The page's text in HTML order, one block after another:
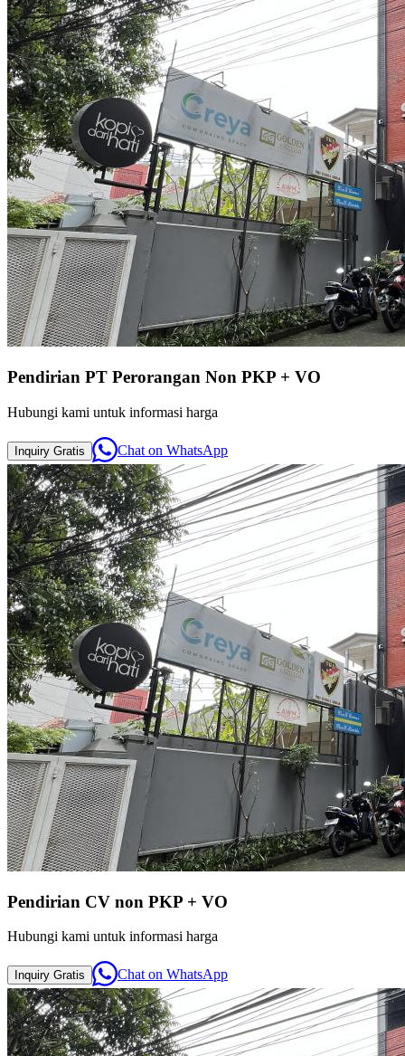
Pendirian PT Perorangan Non PKP + VO
Hubungi kami untuk informasi harga
Inquiry Gratis Chat on WhatsApp
Pendirian CV non PKP + VO
Hubungi kami untuk informasi harga
Inquiry Gratis Chat on WhatsApp